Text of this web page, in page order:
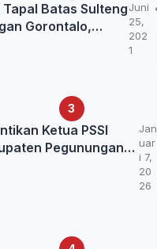
Tapal Batas Sulteng
Gorontalo,
Juni
25,
202
1
Ketua PSSI
Pegunungan
Jan
uar
i 7,
20
26